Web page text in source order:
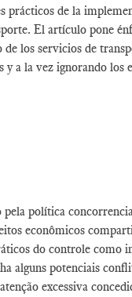
de la
El artículo pone
los servicios de
a la vez ignorando
política
econômicos
do controle como
alguns potenciais
excessiva